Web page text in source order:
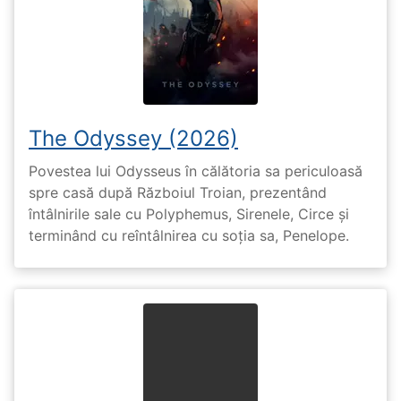
The Odyssey (2026)
Povestea lui Odysseus în călătoria sa periculoasă
spre casă după Războiul Troian, prezentând
întâlnirile sale cu Polyphemus, Sirenele, Circe și
terminând cu reîntâlnirea cu soția sa, Penelope.